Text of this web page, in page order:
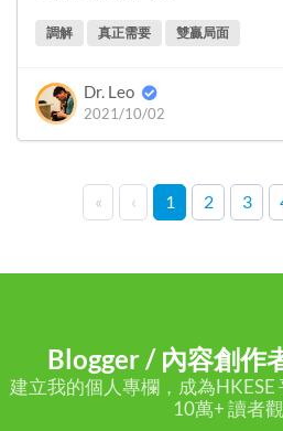
調解 真正需要 雙贏局面
Dr. Leo
2021/10/02
« ‹ 1 2 3
Blogger / 內容創作
建立我的個人專欄，成為
10萬+ 讀者觀